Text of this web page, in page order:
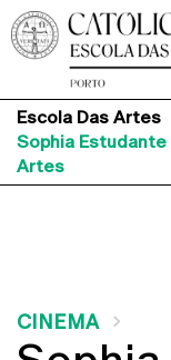
Escola Das Artes
Sophia Estudante
Artes
CINEMA